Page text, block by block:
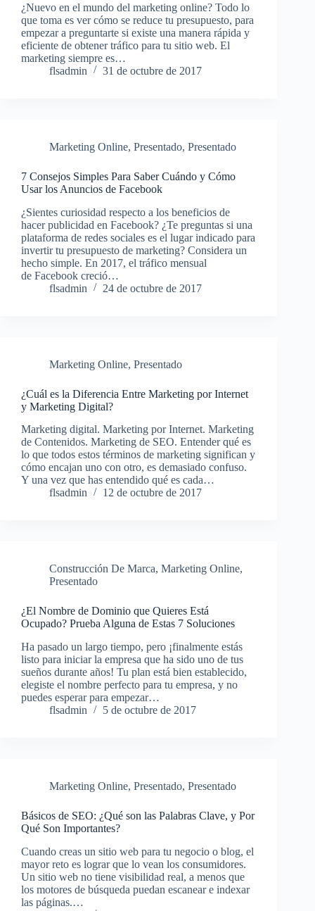
¿Nuevo en el mundo del marketing online? Todo lo
que toma es ver cómo se reduce tu presupuesto, para
empezar a preguntarte si existe una manera rápida y
eficiente de obtener tráfico para tu sitio web. El
marketing siempre es…
flsadmin
31 de octubre de 2017
Marketing Online, Presentado, Presentado
7 Consejos Simples Para Saber Cuándo y Cómo
Usar los Anuncios de Facebook
¿Sientes curiosidad respecto a los beneficios de
hacer publicidad en Facebook? ¿Te preguntas si una
plataforma de redes sociales es el lugar indicado para
invertir tu presupuesto de marketing? Considera un
hecho simple. En 2017, el tráfico mensual
de Facebook creció…
flsadmin
24 de octubre de 2017
Marketing Online, Presentado
¿Cuál es la Diferencia Entre Marketing por Internet
y Marketing Digital?
Marketing digital. Marketing por Internet. Marketing
de Contenidos. Marketing de SEO. Entender qué es
lo que todos estos términos de marketing significan y
cómo encajan uno con otro, es demasiado confuso.
Y una vez que has entendido qué es cada…
flsadmin
12 de octubre de 2017
Construcción De Marca, Marketing Online,
Presentado
¿El Nombre de Dominio que Quieres Está
Ocupado? Prueba Alguna de Estas 7 Soluciones
Ha pasado un largo tiempo, pero ¡finalmente estás
listo para iniciar la empresa que ha sido uno de tus
sueños durante años! Tu plan está bien establecido,
elegiste el nombre perfecto para tu empresa, y no
puedes esperar para empezar…
flsadmin
5 de octubre de 2017
Marketing Online, Presentado, Presentado
Básicos de SEO: ¿Qué son las Palabras Clave, y Por
Qué Son Importantes?
Cuando creas un sitio web para tu negocio o blog, el
mayor reto es lograr que lo vean los consumidores.
Un sitio web no tiene visibilidad real, a menos que
los motores de búsqueda puedan escanear e indexar
las páginas.…